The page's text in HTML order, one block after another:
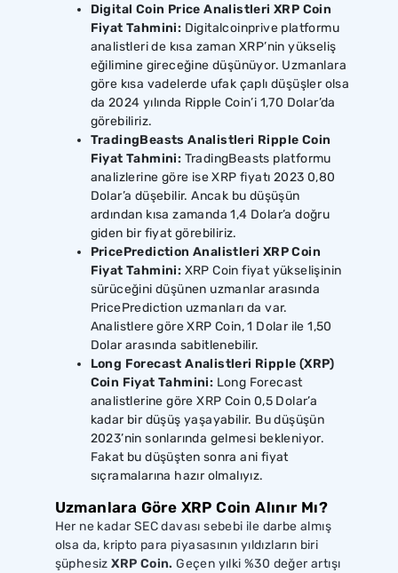
Digital Coin Price Analistleri XRP Coin
Fiyat Tahmini: Digitalcoinprive platformu
analistleri de kısa zaman XRP’nin yükseliş
eğilimine gireceğine düşünüyor. Uzmanlara
göre kısa vadelerde ufak çaplı düşüşler olsa
da 2024 yılında Ripple Coin’i 1,70 Dolar’da
görebiliriz.
TradingBeasts Analistleri Ripple Coin
Fiyat Tahmini: TradingBeasts platformu
analizlerine göre ise XRP fiyatı 2023 0,80
Dolar’a düşebilir. Ancak bu düşüşün
ardından kısa zamanda 1,4 Dolar’a doğru
giden bir fiyat görebiliriz.
PricePrediction Analistleri XRP Coin
Fiyat Tahmini: XRP Coin fiyat yükselişinin
sürüceğini düşünen uzmanlar arasında
PricePrediction uzmanları da var.
Analistlere göre XRP Coin, 1 Dolar ile 1,50
Dolar arasında sabitlenebilir.
Long Forecast Analistleri Ripple (XRP)
Coin Fiyat Tahmini: Long Forecast
analistlerine göre XRP Coin 0,5 Dolar’a
kadar bir düşüş yaşayabilir. Bu düşüşün
2023’nin sonlarında gelmesi bekleniyor.
Fakat bu düşüşten sonra ani fiyat
sıçramalarına hazır olmalıyız.
Uzmanlara Göre XRP Coin Alınır Mı?
Her ne kadar SEC davası sebebi ile darbe almış
olsa da, kripto para piyasasının yıldızların biri
şüphesizXRP Coin. Geçen yılki %30 değer artışı